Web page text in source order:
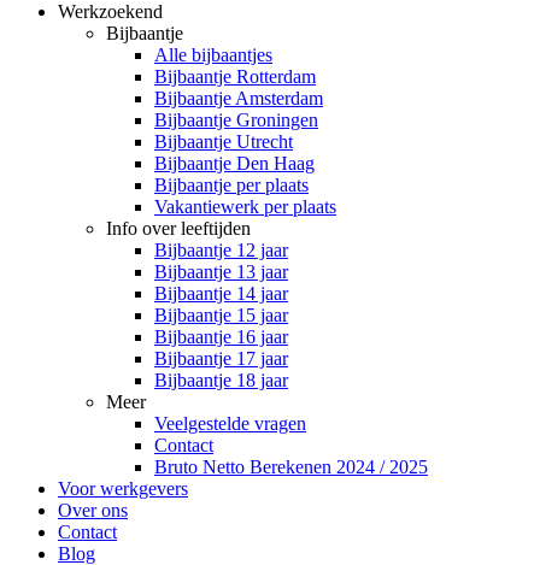
Werkzoekend
Bijbaantje
Alle bijbaantjes
Bijbaantje Rotterdam
Bijbaantje Amsterdam
Bijbaantje Groningen
Bijbaantje Utrecht
Bijbaantje Den Haag
Bijbaantje per plaats
Vakantiewerk per plaats
Info over leeftijden
Bijbaantje 12 jaar
Bijbaantje 13 jaar
Bijbaantje 14 jaar
Bijbaantje 15 jaar
Bijbaantje 16 jaar
Bijbaantje 17 jaar
Bijbaantje 18 jaar
Meer
Veelgestelde vragen
Contact
Bruto Netto Berekenen 2024 / 2025
Voor werkgevers
Over ons
Contact
Blog